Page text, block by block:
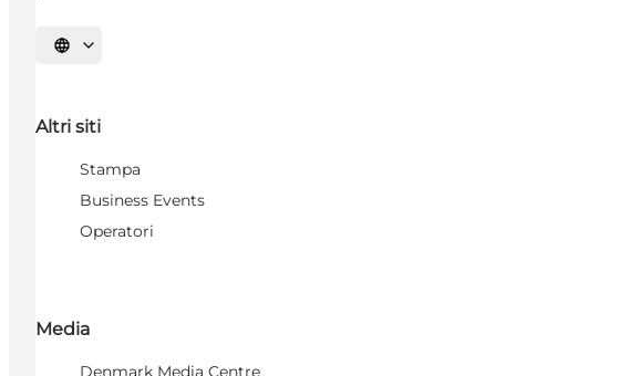
Seleziona la lingua
Altri siti
Stampa
Business Events
Operatori
Media